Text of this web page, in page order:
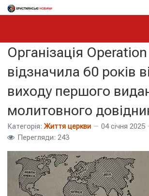
Організація
відзначила 60 років
виходу першого
молитовного
Категорія: Життя церкви
04 січня 2025
Перегляди: 243